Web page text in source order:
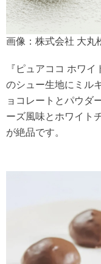
画像：株式会社 大丸
『ピュアココ ホワ
のシュー生地にミル
ョコレートとパウ
ーズ風味とホワイト
が絶品です。